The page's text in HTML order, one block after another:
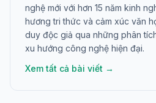
nghệ mới với hơn 15 năm kinh
hương tri thức và cảm xúc văn
duy độc giả qua những phân
xu hướng công nghệ hiện đại.
Xem tất cả bài viết →